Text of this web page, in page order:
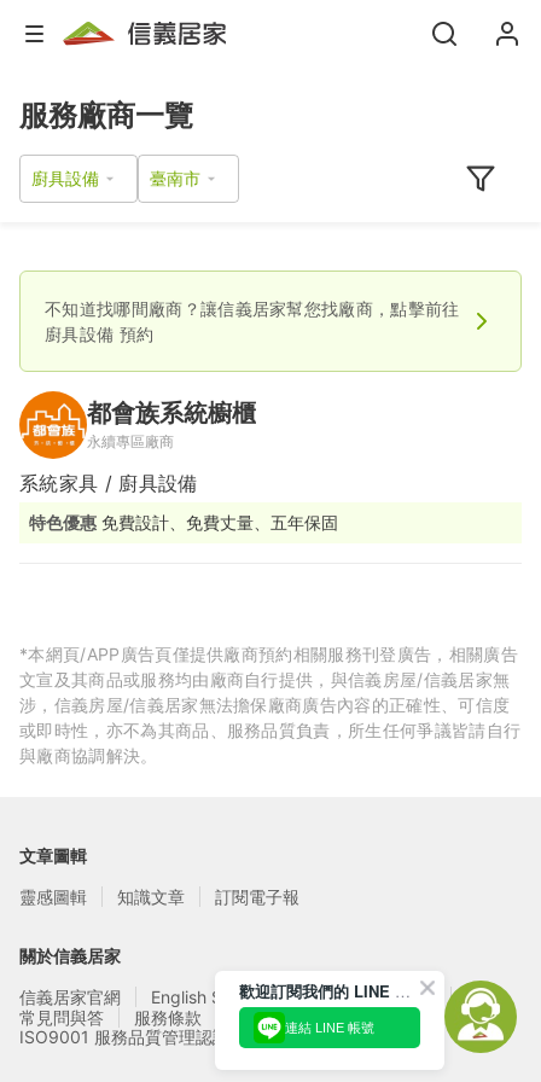
服務廠商一覽
廚具設備
不知道找哪間廠商？讓信義居家幫您找廠商，點擊前往
廚具設備 預約
都會族系統櫥櫃
永續專區廠商
系統家具 / 廚具設備
特色優惠 免費設計、免費丈量、五年保固
*本網頁/APP廣告頁僅提供廠商預約相關服務刊登廣告，相關廣告
文宣及其商品或服務均由廠商自行提供，與信義房屋/信義居家無
涉，信義房屋/信義居家無法擔保廠商廣告內容的正確性、可信度
或即時性，亦不為其商品、服務品質負責，所生任何爭議皆請自行
與廠商協調解決。
文章圖輯
靈感圖輯
知識文章 訂閱電子報
關於信義居家
信義居家官網
English Service
信義居家廠商募集
常見問與答
服務條款
隱私權政策
ISO9001 服務品質管理認證
歡迎訂閱我們的 LINE 官方帳號
連結 LINE 帳號